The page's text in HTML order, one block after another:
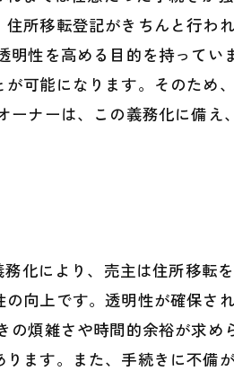
所移転登記がきちんと行わ
明性を高める目的を持ってい
可能になります。そのため
ナーは、この義務化に備え
化により、売主は住所移転
向上です。透明性が確保さ
煩雑さや時間的余裕が求め
ます。また、手続きに不備